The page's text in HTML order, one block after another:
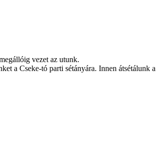
vezet az utunk.
a Cseke-tó parti sétányára. Innen átsétálunk a